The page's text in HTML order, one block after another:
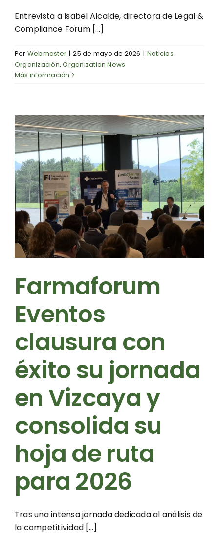
Entrevista a Isabel Alcalde, directora de Legal &
Compliance Forum [...]
Por Webmaster | 25 de mayo de 2026 | Noticias
Organización,Organization News
Más información
Farmaforum
Eventos
clausura con
éxito su jornada
en Vizcaya y
consolida su
hoja de ruta
para 2026
Tras una intensa jornada dedicada al análisis de
la competitividad [...]